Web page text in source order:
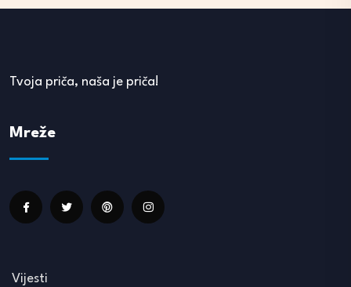
Tvoja priča, naša je priča!
Mreže
Vijesti